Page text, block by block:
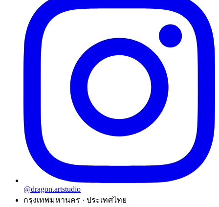
@dragon.artstudio
กรุงเทพมหานคร · ประเทศไทย